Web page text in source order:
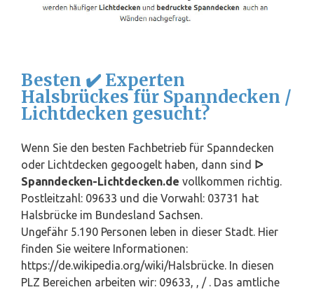
Besten ✔️ Experten
Halsbrückes für Spanndecken /
Lichtdecken gesucht?
Wenn Sie den besten Fachbetrieb für Spanndecken
oder Lichtdecken gegoogelt haben, dann sind ᐅ
Spanndecken-Lichtdecken.de vollkommen richtig.
Postleitzahl: 09633 und die Vorwahl: 03731 hat
Halsbrücke im Bundesland Sachsen.
Ungefähr 5.190 Personen leben in dieser Stadt. Hier
finden Sie weitere Informationen:
https://de.wikipedia.org/wiki/Halsbrücke. In diesen
PLZ Bereichen arbeiten wir: 09633, , / . Das amtliche